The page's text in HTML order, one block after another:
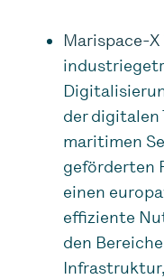
Marispace-X
der digitalen
maritimen
geförderten
einen
effiziente
den